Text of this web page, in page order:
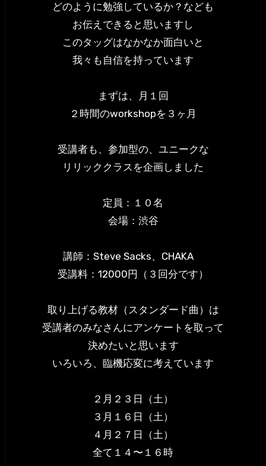
どのように勉強しているか？なども
お伝えできると思いますし
このタッグはなかなか面白いと
我々も自信を持っています
まずは、月１回
２時間のworkshopを３ヶ月
受講者も、参加型の、ユニークな
リリッククラスを企画しました
定員：１０名
会場：渋谷
講師：Steve Sacks、CHAKA
受講料：12000円（３回分です）
取り上げる教材（スタンダード曲）は
受講者のみなさんにアンケートを取って
決めたいと思います
いろいろ、臨機応変に考えています
２月２３日（土）
３月１６日（土）
４月２７日（土）
全て１４〜１６時